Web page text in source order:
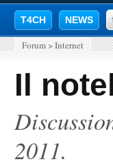
T4CH NEWS
Forum > Internet
Il
2011.